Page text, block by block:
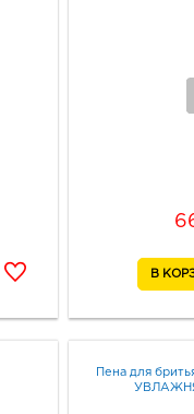
Пена для